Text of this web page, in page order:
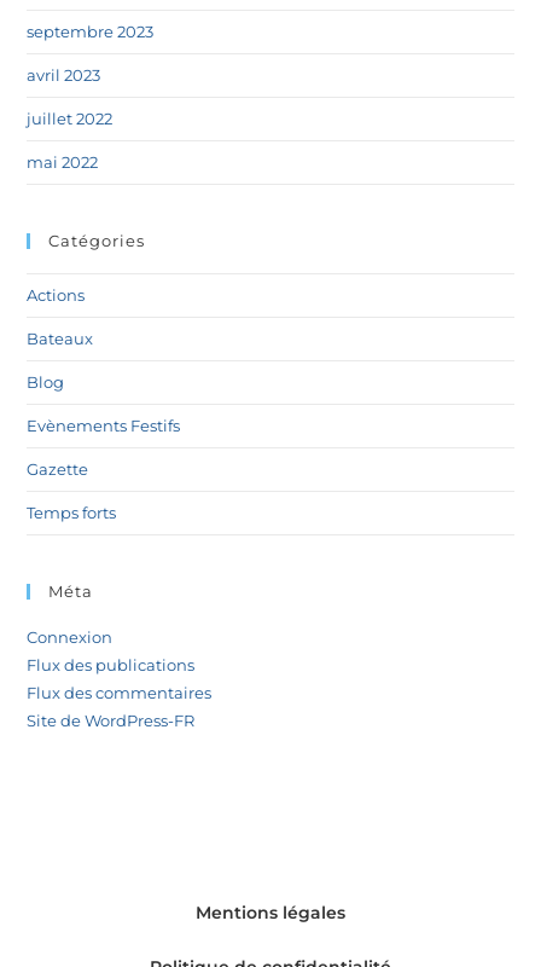
septembre 2023
avril 2023
juillet 2022
mai 2022
Catégories
Actions
Bateaux
Blog
Evènements Festifs
Gazette
Temps forts
Méta
Connexion
Flux des publications
Flux des commentaires
Site de WordPress-FR
Mentions légales